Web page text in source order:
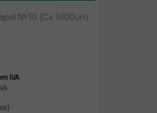
Nº 10 (Cx 1000un)
IVA